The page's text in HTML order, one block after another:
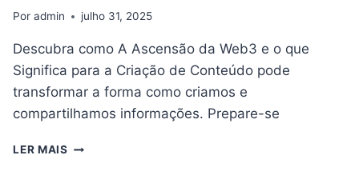
Por admin julho 31, 2025
Descubra como A Ascensão da Web3 e o que
Significa para a Criação de Conteúdo pode
transformar a forma como criamos e
compartilhamos informações. Prepare-se
LER MAIS A